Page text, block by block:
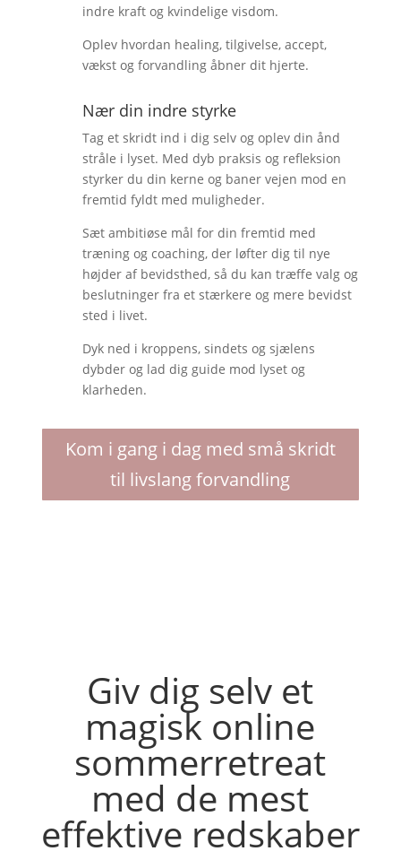
indre kraft og kvindelige visdom.
Oplev hvordan healing, tilgivelse, accept,
vækst og forvandling åbner dit hjerte.
Nær din indre styrke
Tag et skridt ind i dig selv og oplev din ånd
stråle i lyset. Med dyb praksis og refleksion
styrker du din kerne og baner vejen mod en
fremtid fyldt med muligheder.
Sæt ambitiøse mål for din fremtid med
træning og coaching, der løfter dig til nye
højder af bevidsthed, så du kan træffe valg og
beslutninger fra et stærkere og mere bevidst
sted i livet.
Dyk ned i kroppens, sindets og sjælens
dybder og lad dig guide mod lyset og
klarheden.
Kom i gang i dag med små skridt
til livslang forvandling
Giv dig selv et
magisk online
sommerretreat
med de mest
effektive redskaber